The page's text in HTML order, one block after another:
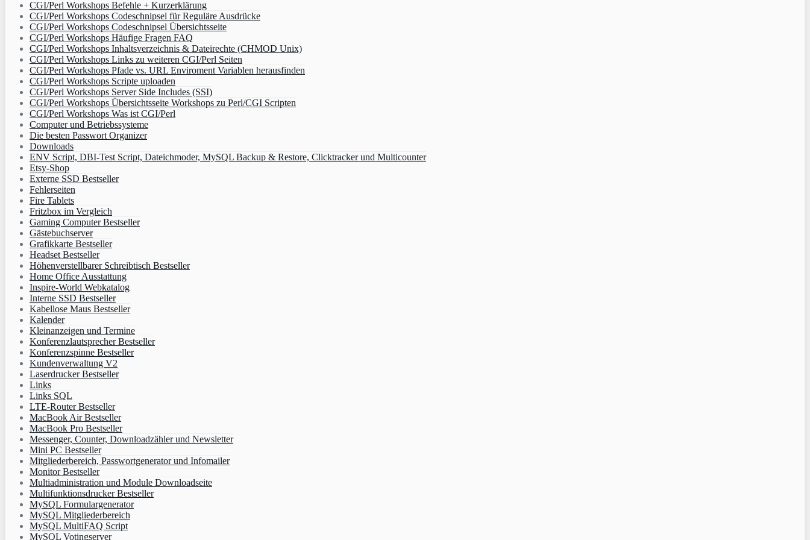
CGI/Perl Workshops Befehle + Kurzerklärung
CGI/Perl Workshops Codeschnipsel für Reguläre Ausdrücke
CGI/Perl Workshops Codeschnipsel Übersichtsseite
CGI/Perl Workshops Häufige Fragen FAQ
CGI/Perl Workshops Inhaltsverzeichnis & Dateirechte (CHMOD Unix)
CGI/Perl Workshops Links zu weiteren CGI/Perl Seiten
CGI/Perl Workshops Pfade vs. URL Enviroment Variablen herausfinden
CGI/Perl Workshops Scripte uploaden
CGI/Perl Workshops Server Side Includes (SSI)
CGI/Perl Workshops Übersichtsseite Workshops zu Perl/CGI Scripten
CGI/Perl Workshops Was ist CGI/Perl
Computer und Betriebssysteme
Die besten Passwort Organizer
Downloads
ENV Script, DBI-Test Script, Dateichmoder, MySQL Backup & Restore, Clicktracker und Multicounter
Etsy-Shop
Externe SSD Bestseller
Fehlerseiten
Fire Tablets
Fritzbox im Vergleich
Gaming Computer Bestseller
Gästebuchserver
Grafikkarte Bestseller
Headset Bestseller
Höhenverstellbarer Schreibtisch Bestseller
Home Office Ausstattung
Inspire-World Webkatalog
Interne SSD Bestseller
Kabellose Maus Bestseller
Kalender
Kleinanzeigen und Termine
Konferenzlautsprecher Bestseller
Konferenzspinne Bestseller
Kundenverwaltung V2
Laserdrucker Bestseller
Links
Links SQL
LTE-Router Bestseller
MacBook Air Bestseller
MacBook Pro Bestseller
Messenger, Counter, Downloadzähler und Newsletter
Mini PC Bestseller
Mitgliederbereich, Passwortgenerator und Infomailer
Monitor Bestseller
Multiadministration und Module Downloadseite
Multifunktionsdrucker Bestseller
MySQL Formulargenerator
MySQL Mitgliederbereich
MySQL MultiFAQ Script
MySQL Votingserver